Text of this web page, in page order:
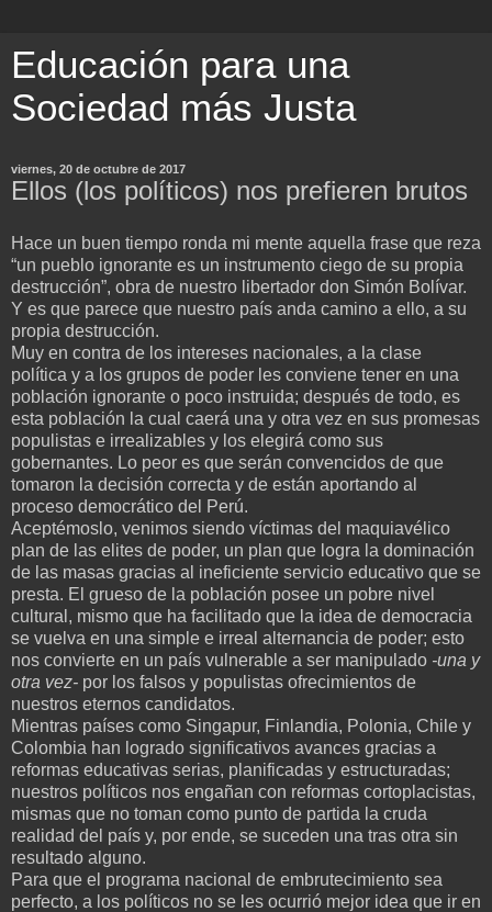
Educación para una
Sociedad más Justa
viernes, 20 de octubre de 2017
Ellos (los políticos) nos prefieren brutos
Hace un buen tiempo ronda mi mente aquella frase que reza
“un pueblo ignorante es un instrumento ciego de su propia
destrucción”, obra de nuestro libertador don Simón Bolívar.
Y es que parece que nuestro país anda camino a ello, a su
propia destrucción.
Muy en contra de los intereses nacionales, a la clase
política y a los grupos de poder les conviene tener en una
población ignorante o poco instruida; después de todo, es
esta población la cual caerá una y otra vez en sus promesas
populistas e irrealizables y los elegirá como sus
gobernantes. Lo peor es que serán convencidos de que
tomaron la decisión correcta y de están aportando al
proceso democrático del Perú.
Aceptémoslo, venimos siendo víctimas del maquiavélico
plan de las elites de poder, un plan que logra la dominación
de las masas gracias al ineficiente servicio educativo que se
presta. El grueso de la población posee un pobre nivel
cultural, mismo que ha facilitado que la idea de democracia
se vuelva en una simple e irreal alternancia de poder; esto
nos convierte en un país vulnerable a ser manipulado -una y
otra vez- por los falsos y populistas ofrecimientos de
nuestros eternos candidatos.
Mientras países como Singapur, Finlandia, Polonia, Chile y
Colombia han logrado significativos avances gracias a
reformas educativas serias, planificadas y estructuradas;
nuestros políticos nos engañan con reformas cortoplacistas,
mismas que no toman como punto de partida la cruda
realidad del país y, por ende, se suceden una tras otra sin
resultado alguno.
Para que el programa nacional de embrutecimiento sea
perfecto, a los políticos no se les ocurrió mejor idea que ir en